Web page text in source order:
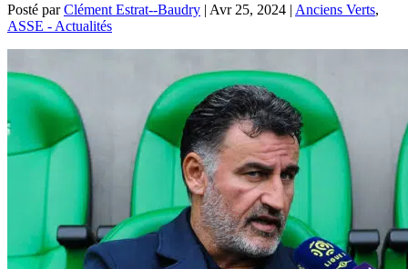
Posté parClément Estrat--Baudry | Avr 25, 2024 | Anciens Verts,
ASSE - Actualités